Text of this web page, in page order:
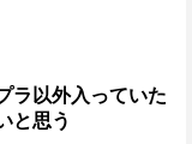
ラ以外入っていた
と思う